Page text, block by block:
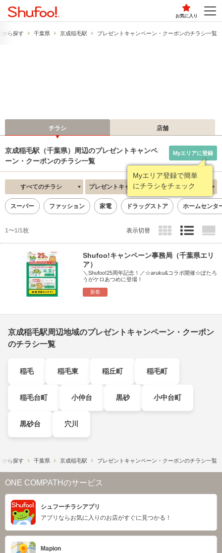
お気に入り
から探す 千葉県 京成稲毛駅 プレゼントキャンペーン・クーポンのチラシ一覧
チラシ 店舗
京成稲毛駅（千葉県）周辺のプレゼントキャンペ
ーン・クーポンのチラシ一覧
Myエリア登録で簡単
にチラシをチェック
Myエリアに登録
すべてのチラシ プレゼントキャンペーン・クーポン 新着順
スーパー ファッション 家電 ドラッグストア ホームセンタ
1〜1/1枚 表示切替
新着
Shufoo!キャンペーン事務局（千葉県エリ
ア）
＼Shufoo!25周年記念！／☆aruku&コラボ開催☆ぽたろ
うがケロあつめに登場！
京成稲毛駅周辺地域のプレゼントキャンペーン・クーポン
のチラシ一覧
稲毛 稲毛東 稲丘町 稲毛町
稲毛台町 小仲台 黒砂 小中台町
黒砂台 穴川
から探す 千葉県 京成稲毛駅 プレゼントキャンペーン・クーポンのチラシ一覧
ONE COMPATHのサービス
シュフーチラシアプリ
アプリならお気に入りのお店がすぐに見つかる！
Mapion